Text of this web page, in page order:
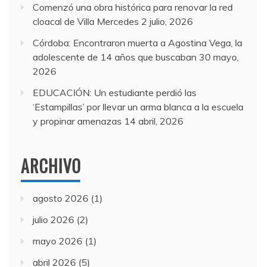
Comenzó una obra histórica para renovar la red
cloacal de Villa Mercedes 2 julio, 2026
Córdoba: Encontraron muerta a Agostina Vega, la
adolescente de 14 años que buscaban 30 mayo,
2026
EDUCACIÓN: Un estudiante perdió las
‘Estampillas’ por llevar un arma blanca a la escuela
y propinar amenazas 14 abril, 2026
ARCHIVO
agosto 2026 (1)
julio 2026 (2)
mayo 2026 (1)
abril 2026 (5)